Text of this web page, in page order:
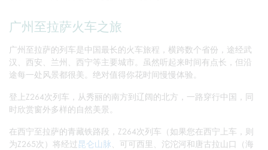
广州至拉萨火车之旅
广州至拉萨的列车是中国最长的火车旅程，横跨数个省份，途经武
汉、西安、兰州、西宁等主要城市。虽然听起来时间有点长，但沿
途每一处风景都很美。绝对值得你花时间慢慢体验。
登上Z264次列车，从秀丽的南方到辽阔的北方，一路穿行中国，同
时欣赏窗外多样的自然美景。
在西宁至拉萨的青藏铁路段，Z264次列车（如果您在西宁上车，则
为Z265次）将经过昆仑山脉 、可可西里、沱沱河和唐古拉山口（海